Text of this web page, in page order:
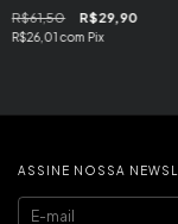
R$61,50 R$29,90
R$26,01com Pix
ASSINE NOSSA